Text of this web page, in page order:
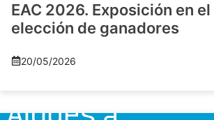
EAC 2026. Exposición en el
elección de ganadores
20/05/2026